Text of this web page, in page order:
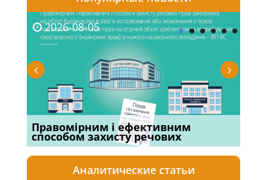
2026-08-05
Правомірним і ефективним
способом захисту речових
Аналитические статьи